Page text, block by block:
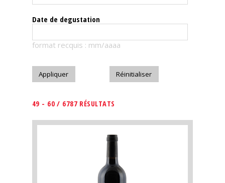
Le
magazine
Télécharger
Date de degustation
format recquis : mm/aaaa
49 - 60 / 6787 RÉSULTATS